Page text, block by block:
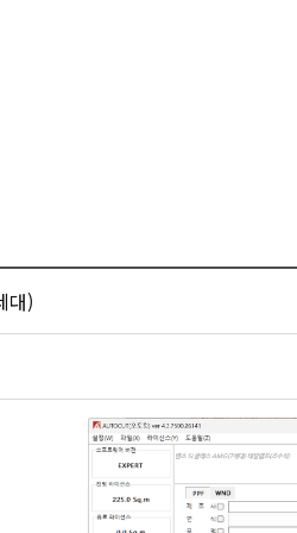
대)